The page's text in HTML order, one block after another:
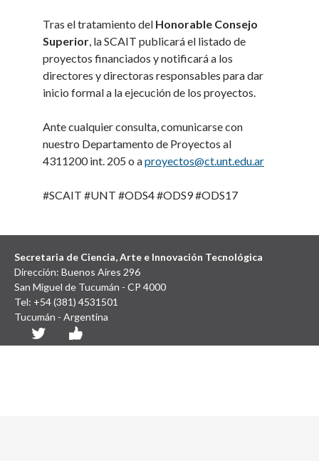
Tras el tratamiento del Honorable Consejo
Superior, la SCAIT publicará el listado de
proyectos financiados y notificará a los
directores y directoras responsables para dar
inicio formal a la ejecución de los proyectos.
Ante cualquier consulta, comunicarse con
nuestro Departamento de Proyectos al
4311200 int. 205 o aproyectos@ct.unt.edu.ar
#SCAIT #UNT #ODS4 #ODS9 #ODS17
Secretaria de Ciencia, Arte e Innovación Tecnológica
Dirección: Buenos Aires 296
San Miguel de Tucumán - CP 4000
Tel: +54 (381) 4531501
Tucumán - Argentina